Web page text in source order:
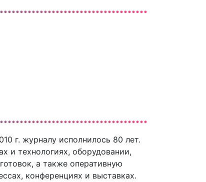
г. журналу исполнилось 80 лет.
и технологиях, оборудовании,
а также оперативную
конференциях и выставках.